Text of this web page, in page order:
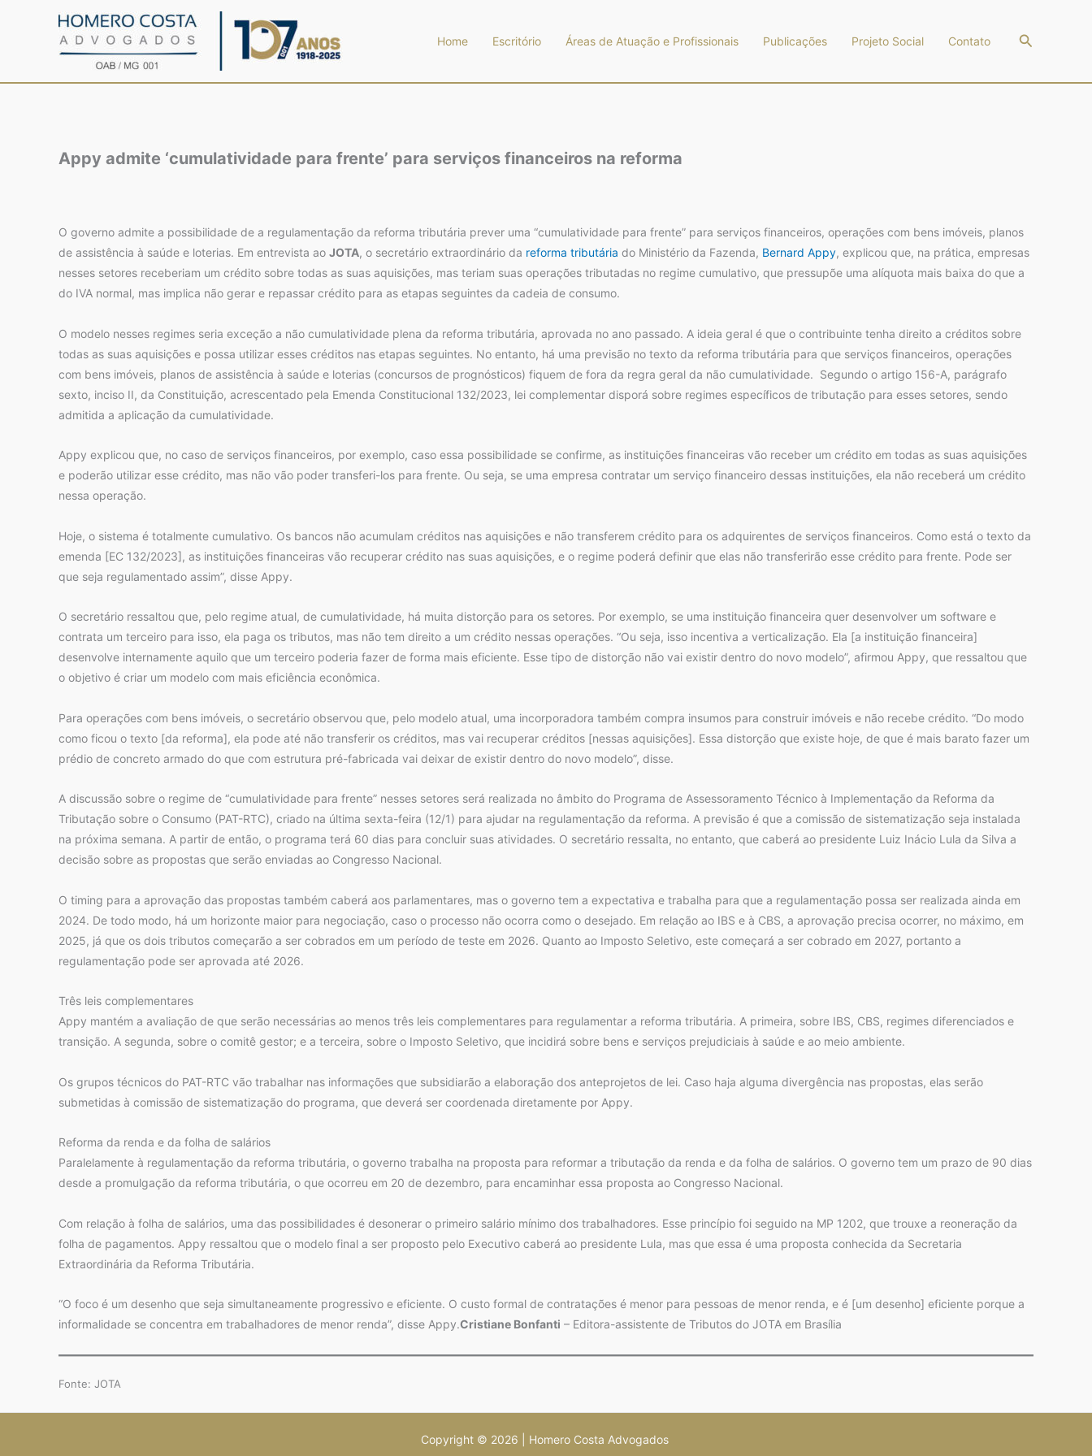
Home Escritório Áreas de Atuação e Profissionais Publicações Projeto Social Contato Pesquisar
Appy admite ‘cumulatividade para frente’ para serviços financeiros na reforma
O governo admite a possibilidade de a regulamentação da reforma tributária prever uma “cumulatividade para frente” para serviços financeiros, operações com bens imóveis, planos
de assistência à saúde e loterias. Em entrevista ao JOTA, o secretário extraordinário da reforma tributária do Ministério da Fazenda, Bernard Appy, explicou que, na prática, empresas
nesses setores receberiam um crédito sobre todas as suas aquisições, mas teriam suas operações tributadas no regime cumulativo, que pressupõe uma alíquota mais baixa do que a
do IVA normal, mas implica não gerar e repassar crédito para as etapas seguintes da cadeia de consumo.
O modelo nesses regimes seria exceção a não cumulatividade plena da reforma tributária, aprovada no ano passado. A ideia geral é que o contribuinte tenha direito a créditos sobre
todas as suas aquisições e possa utilizar esses créditos nas etapas seguintes. No entanto, há uma previsão no texto da reforma tributária para que serviços financeiros, operações
com bens imóveis, planos de assistência à saúde e loterias (concursos de prognósticos) fiquem de fora da regra geral da não cumulatividade. Segundo o artigo 156-A, parágrafo
sexto, inciso II, da Constituição, acrescentado pela Emenda Constitucional 132/2023, lei complementar disporá sobre regimes específicos de tributação para esses setores, sendo
admitida a aplicação da cumulatividade.
Appy explicou que, no caso de serviços financeiros, por exemplo, caso essa possibilidade se confirme, as instituições financeiras vão receber um crédito em todas as suas aquisições
e poderão utilizar esse crédito, mas não vão poder transferi-los para frente. Ou seja, se uma empresa contratar um serviço financeiro dessas instituições, ela não receberá um crédito
nessa operação.
Hoje, o sistema é totalmente cumulativo. Os bancos não acumulam créditos nas aquisições e não transferem crédito para os adquirentes de serviços financeiros. Como está o texto da
emenda [EC 132/2023], as instituições financeiras vão recuperar crédito nas suas aquisições, e o regime poderá definir que elas não transferirão esse crédito para frente. Pode ser
que seja regulamentado assim”, disse Appy.
O secretário ressaltou que, pelo regime atual, de cumulatividade, há muita distorção para os setores. Por exemplo, se uma instituição financeira quer desenvolver um software e
contrata um terceiro para isso, ela paga os tributos, mas não tem direito a um crédito nessas operações. “Ou seja, isso incentiva a verticalização. Ela [a instituição financeira]
desenvolve internamente aquilo que um terceiro poderia fazer de forma mais eficiente. Esse tipo de distorção não vai existir dentro do novo modelo”, afirmou Appy, que ressaltou que
o objetivo é criar um modelo com mais eficiência econômica.
Para operações com bens imóveis, o secretário observou que, pelo modelo atual, uma incorporadora também compra insumos para construir imóveis e não recebe crédito. “Do modo
como ficou o texto [da reforma], ela pode até não transferir os créditos, mas vai recuperar créditos [nessas aquisições]. Essa distorção que existe hoje, de que é mais barato fazer um
prédio de concreto armado do que com estrutura pré-fabricada vai deixar de existir dentro do novo modelo”, disse.
A discussão sobre o regime de “cumulatividade para frente” nesses setores será realizada no âmbito do Programa de Assessoramento Técnico à Implementação da Reforma da
Tributação sobre o Consumo (PAT-RTC), criado na última sexta-feira (12/1) para ajudar na regulamentação da reforma. A previsão é que a comissão de sistematização seja instalada
na próxima semana. A partir de então, o programa terá 60 dias para concluir suas atividades. O secretário ressalta, no entanto, que caberá ao presidente Luiz Inácio Lula da Silva a
decisão sobre as propostas que serão enviadas ao Congresso Nacional.
O timing para a aprovação das propostas também caberá aos parlamentares, mas o governo tem a expectativa e trabalha para que a regulamentação possa ser realizada ainda em
2024. De todo modo, há um horizonte maior para negociação, caso o processo não ocorra como o desejado. Em relação ao IBS e à CBS, a aprovação precisa ocorrer, no máximo, em
2025, já que os dois tributos começarão a ser cobrados em um período de teste em 2026. Quanto ao Imposto Seletivo, este começará a ser cobrado em 2027, portanto a
regulamentação pode ser aprovada até 2026.
Três leis complementares
Appy mantém a avaliação de que serão necessárias ao menos três leis complementares para regulamentar a reforma tributária. A primeira, sobre IBS, CBS, regimes diferenciados e
transição. A segunda, sobre o comitê gestor; e a terceira, sobre o Imposto Seletivo, que incidirá sobre bens e serviços prejudiciais à saúde e ao meio ambiente.
Os grupos técnicos do PAT-RTC vão trabalhar nas informações que subsidiarão a elaboração dos anteprojetos de lei. Caso haja alguma divergência nas propostas, elas serão
submetidas à comissão de sistematização do programa, que deverá ser coordenada diretamente por Appy.
Reforma da renda e da folha de salários
Paralelamente à regulamentação da reforma tributária, o governo trabalha na proposta para reformar a tributação da renda e da folha de salários. O governo tem um prazo de 90 dias
desde a promulgação da reforma tributária, o que ocorreu em 20 de dezembro, para encaminhar essa proposta ao Congresso Nacional.
Com relação à folha de salários, uma das possibilidades é desonerar o primeiro salário mínimo dos trabalhadores. Esse princípio foi seguido na MP 1202, que trouxe a reoneração da
folha de pagamentos. Appy ressaltou que o modelo final a ser proposto pelo Executivo caberá ao presidente Lula, mas que essa é uma proposta conhecida da Secretaria
Extraordinária da Reforma Tributária.
“O foco é um desenho que seja simultaneamente progressivo e eficiente. O custo formal de contratações é menor para pessoas de menor renda, e é [um desenho] eficiente porque a
informalidade se concentra em trabalhadores de menor renda”, disse Appy.Cristiane Bonfanti – Editora-assistente de Tributos do JOTA em Brasília
Fonte: JOTA
Copyright © 2026 | Homero Costa Advogados